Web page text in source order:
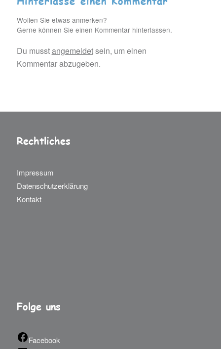
Wollen Sie etwas anmerken?
Gerne können Sie einen Kommentar hinterlassen.
Du musstangemeldetsein, um einen
Kommentar abzugeben.
Rechtliches
Impressum
Datenschutzerklärung
Kontakt
Folge uns
Facebook